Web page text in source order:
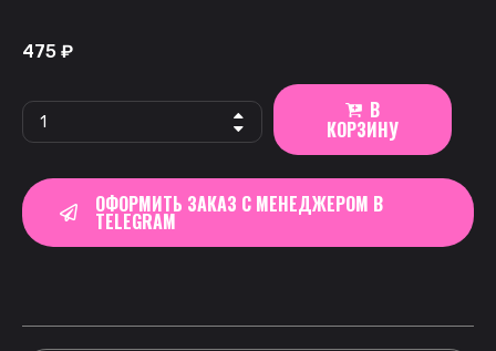
475 ₽
В
КОРЗИНУ
ОФОРМИТЬ ЗАКАЗ С МЕНЕДЖЕРОМ В
TELEGRAM